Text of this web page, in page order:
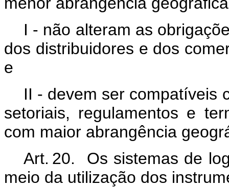
I - não alteram as
dos distribuidores e dos
e
II - devem ser compatíveis
setoriais, regulamentos e
com maior abrangência
Art. 20. Os sistemas de
meio da utilização dos